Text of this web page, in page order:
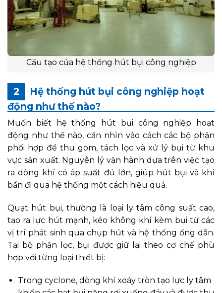
Cấu tạo của hệ thống hút bụi công nghiệp
Hệ thống hút bụi công nghiệp hoạt
động như thế nào?
Muốn biết hệ thống hút bụi công nghiệp hoạt
động như thế nào, cần nhìn vào cách các bộ phận
phối hợp để thu gom, tách lọc và xử lý bụi từ khu
vực sản xuất. Nguyên lý vận hành dựa trên việc tạo
ra dòng khí có áp suất đủ lớn, giúp hút bụi và khí
bẩn đi qua hệ thống một cách hiệu quả.
Quạt hút bụi, thường là loại ly tâm công suất cao,
tạo ra lực hút mạnh, kéo không khí kèm bụi từ các
vị trí phát sinh qua chụp hút và hệ thống ống dẫn.
Tại bộ phận lọc, bụi được giữ lại theo cơ chế phù
hợp với từng loại thiết bị:
Trong cyclone, dòng khí xoáy tròn tạo lực ly tâm